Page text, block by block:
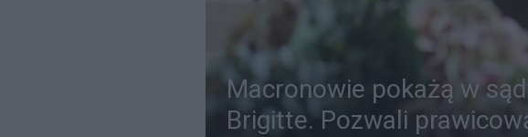
Macronowie pokażą w
Brigitte. Pozwali